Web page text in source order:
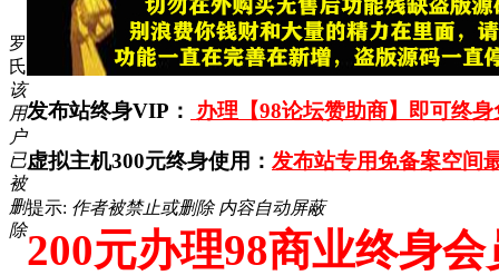
罗
氏
该
用
户
已
被
删
除
发布站终身VIP： 办理【98论坛赞助商】即可终
虚拟主机300元终身使用： 发布站专用免备案空间
提示: 作者被禁止或删除 内容自动屏蔽
200元办理98商业终身